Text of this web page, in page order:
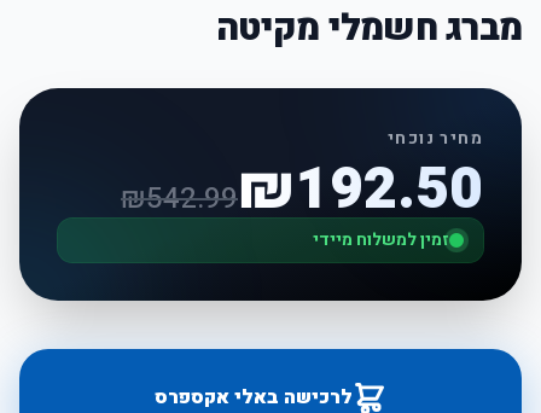
מברג חשמלי מקיטה
מחיר נוכחי
₪192.50
₪542.99
זמין למשלוח מיידי
לרכישה באלי אקספרס